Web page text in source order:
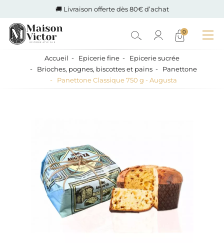
🚚 Livraison offerte dès 80€ d’achat
0
Accueil Epicerie fine
Epicerie sucrée
Brioches, pognes, biscottes et pains
Panettone
Panettone Classique 750 g - Augusta